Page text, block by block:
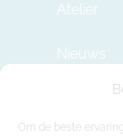
Om de beste
Atelier
Nieuws